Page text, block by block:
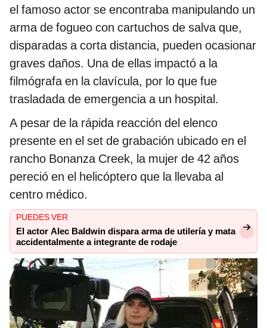
el famoso actor se encontraba manipulando un
arma de fogueo con cartuchos de salva que,
disparadas a corta distancia, pueden ocasionar
graves daños. Una de ellas impactó a la
filmógrafa en la clavícula, por lo que fue
trasladada de emergencia a un hospital.
A pesar de la rápida reacción del elenco
presente en el set de grabación ubicado en el
rancho Bonanza Creek, la mujer de 42 años
pereció en el helicóptero que la llevaba al
centro médico.
PUEDES VER
El actor Alec Baldwin dispara arma de utilería y mata
accidentalmente a integrante de rodaje